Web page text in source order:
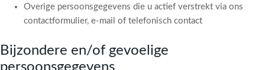
Overige persoonsgegevens die u actief verstrekt via ons
contactformulier, e-mail of telefonisch contact
Bijzondere en/of gevoelige